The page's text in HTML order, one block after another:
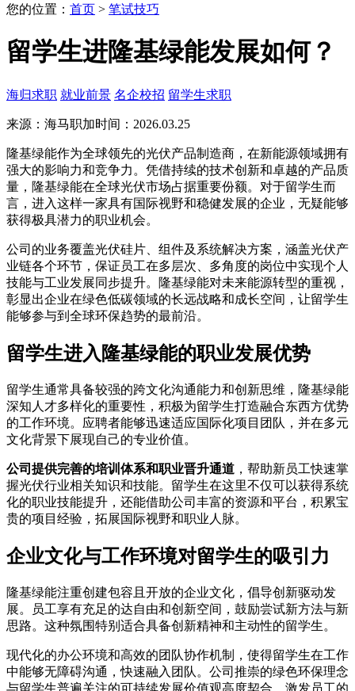
您的位置： 首页 > 笔试技巧
留学生进隆基绿能发展如何？
海归求职 就业前景 名企校招 留学生求职
来源：海马职加时间：2026.03.25
隆基绿能作为全球领先的光伏产品制造商，在新能源领域拥有
强大的影响力和竞争力。凭借持续的技术创新和卓越的产品质
量，隆基绿能在全球光伏市场占据重要份额。对于留学生而
言，进入这样一家具有国际视野和稳健发展的企业，无疑能够
获得极具潜力的职业机会。
公司的业务覆盖光伏硅片、组件及系统解决方案，涵盖光伏产
业链各个环节，保证员工在多层次、多角度的岗位中实现个人
技能与工业发展同步提升。隆基绿能对未来能源转型的重视，
彰显出企业在绿色低碳领域的长远战略和成长空间，让留学生
能够参与到全球环保趋势的最前沿。
留学生进入隆基绿能的职业发展优势
留学生通常具备较强的跨文化沟通能力和创新思维，隆基绿能
深知人才多样化的重要性，积极为留学生打造融合东西方优势
的工作环境。应聘者能够迅速适应国际化项目团队，并在多元
文化背景下展现自己的专业价值。
公司提供完善的培训体系和职业晋升通道 ，帮助新员工快速掌
握光伏行业相关知识和技能。留学生在这里不仅可以获得系统
化的职业技能提升，还能借助公司丰富的资源和平台，积累宝
贵的项目经验，拓展国际视野和职业人脉。
企业文化与工作环境对留学生的吸引力
隆基绿能注重创建包容且开放的企业文化，倡导创新驱动发
展。员工享有充足的达自由和创新空间，鼓励尝试新方法与新
思路。这种氛围特别适合具备创新精神和主动性的留学生。
现代化的办公环境和高效的团队协作机制，使得留学生在工作
中能够无障碍沟通，快速融入团队。公司推崇的绿色环保理念
与留学生普遍关注的可持续发展价值观高度契合，激发员工的